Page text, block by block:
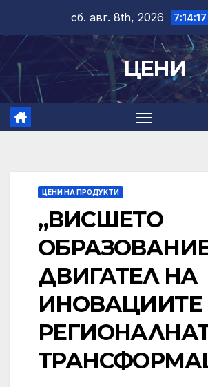
content
сб. авг. 8th, 2026
ЦЕНИ
ЦЕНИ НА ПРОДУКТИ
„ВИСШЕТО
ДВИГАТЕЛ НА
ИНОВАЦИИТЕ